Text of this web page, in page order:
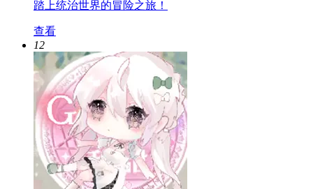
踏上统治世界的冒险之旅！
查看
12